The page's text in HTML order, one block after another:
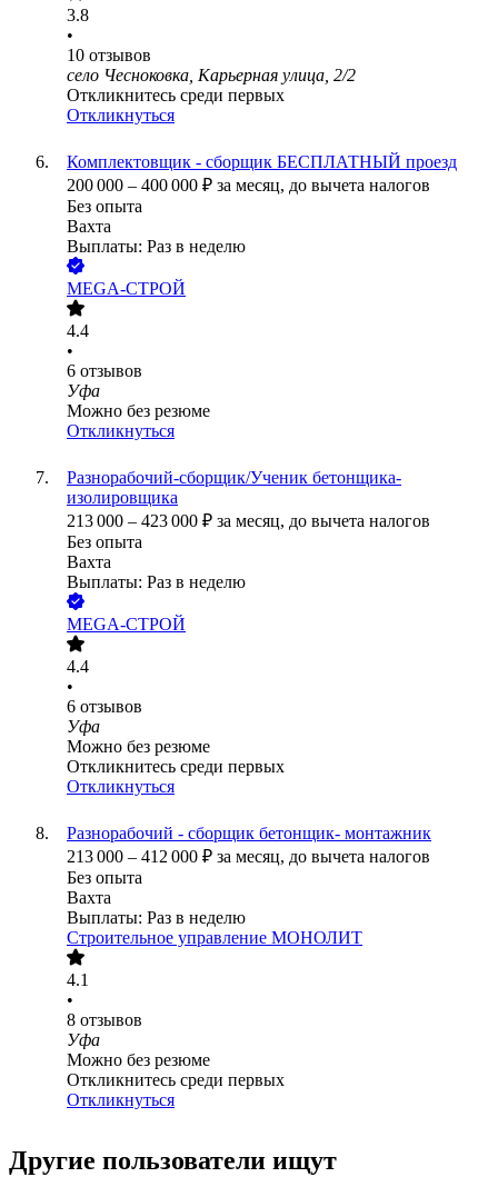
3.8
•
10 отзывов
село Чесноковка, Карьерная улица, 2/2
Откликнитесь среди первых
Откликнуться
Комплектовщик - сборщик БЕСПЛАТНЫЙ проезд
200 000 – 400 000 ₽ за месяц, до вычета налогов
Без опыта
Вахта
Выплаты: Раз в неделю
MEGA-СТРОЙ
4.4
•
6 отзывов
Уфа
Можно без резюме
Откликнуться
Разнорабочий-сборщик/Ученик бетонщика-
изолировщика
213 000 – 423 000 ₽ за месяц, до вычета налогов
Без опыта
Вахта
Выплаты: Раз в неделю
MEGA-СТРОЙ
4.4
•
6 отзывов
Уфа
Можно без резюме
Откликнитесь среди первых
Откликнуться
Разнорабочий - сборщик бетонщик- монтажник
213 000 – 412 000 ₽ за месяц, до вычета налогов
Без опыта
Вахта
Выплаты: Раз в неделю
Строительное управление МОНОЛИТ
4.1
•
8 отзывов
Уфа
Можно без резюме
Откликнитесь среди первых
Откликнуться
Другие пользователи ищут